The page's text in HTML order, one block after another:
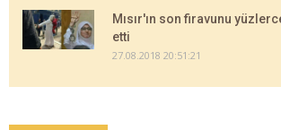
Mısır'ın son firavunu
etti
27.08.2018 20:51:21